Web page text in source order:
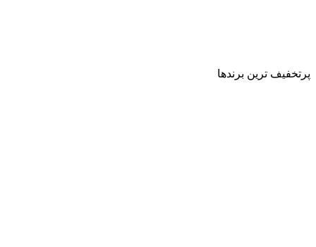
پرتخفیف ترین برندها